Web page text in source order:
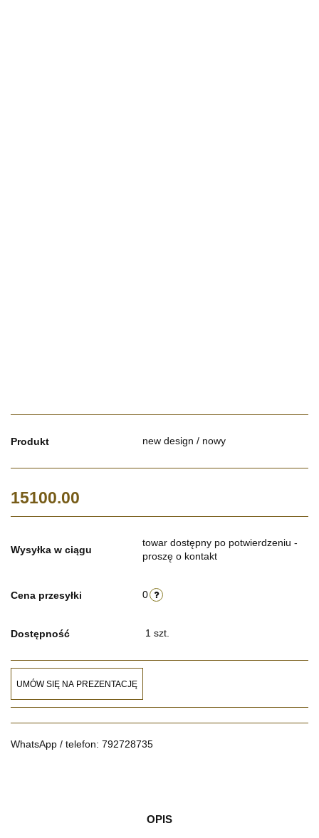
Produkt new design / nowy
15100.00
Wysyłka w ciągu
towar dostępny po potwierdzeniu -
proszę o kontakt
Cena przesyłki 0
Dostępność 1 szt.
UMÓW SIĘ NA PREZENTACJĘ
WhatsApp / telefon: 792728735
OPIS